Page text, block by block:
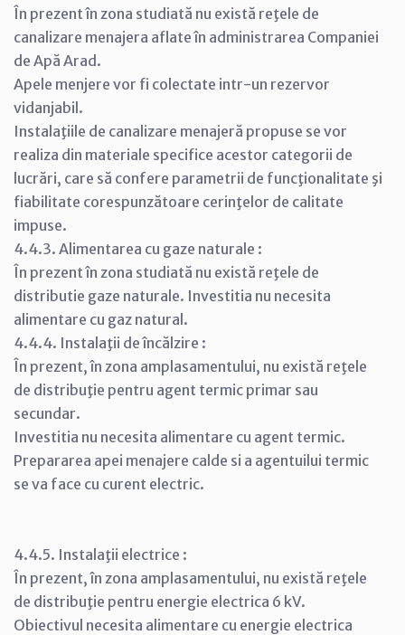
În prezent în zona studiată nu există reţele de
canalizare menajera aflate în administrarea Companiei
de Apă Arad.
Apele menjere vor fi colectate intr-un rezervor
vidanjabil.
Instalaţiile de canalizare menajeră propuse se vor
realiza din materiale specifice acestor categorii de
lucrări, care să confere parametrii de funcţionalitate şi
fiabilitate corespunzătoare cerinţelor de calitate
impuse.
4.4.3. Alimentarea cu gaze naturale :
În prezent în zona studiată nu există reţele de
distributie gaze naturale. Investitia nu necesita
alimentare cu gaz natural.
4.4.4. Instalaţii de încălzire :
În prezent, în zona amplasamentului, nu există reţele
de distribuţie pentru agent termic primar sau
secundar.
Investitia nu necesita alimentare cu agent termic.
Prepararea apei menajere calde si a agentuilui termic
se va face cu curent electric.
4.4.5. Instalaţii electrice :
În prezent, în zona amplasamentului, nu există reţele
de distribuţie pentru energie electrica 6 kV.
Obiectivul necesita alimentare cu energie electrica